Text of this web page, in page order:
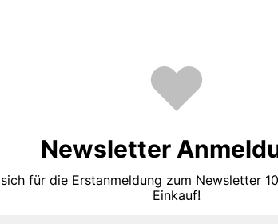
Newsletter
für die Erstanmeldung zum Newsletter
Einkauf!